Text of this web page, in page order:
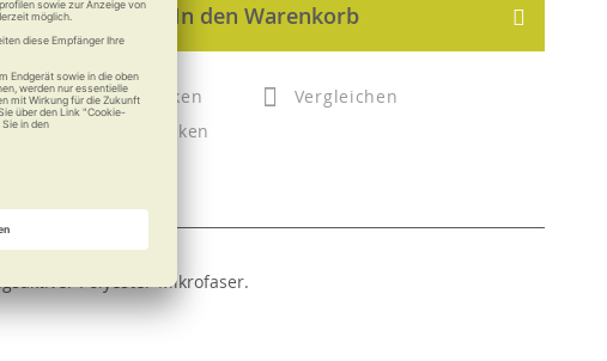
In den Warenkorb
Merken
Vergleichen
Drucken
Polyester-Mikrofaser.